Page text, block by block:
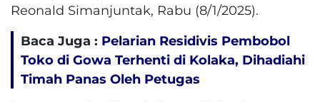
Reonald Simanjuntak, Rabu (8/1/2025).
Baca Juga : Pelarian Residivis Pembobol
Toko di Gowa Terhenti di Kolaka, Dihadiahi
Timah Panas Oleh Petugas